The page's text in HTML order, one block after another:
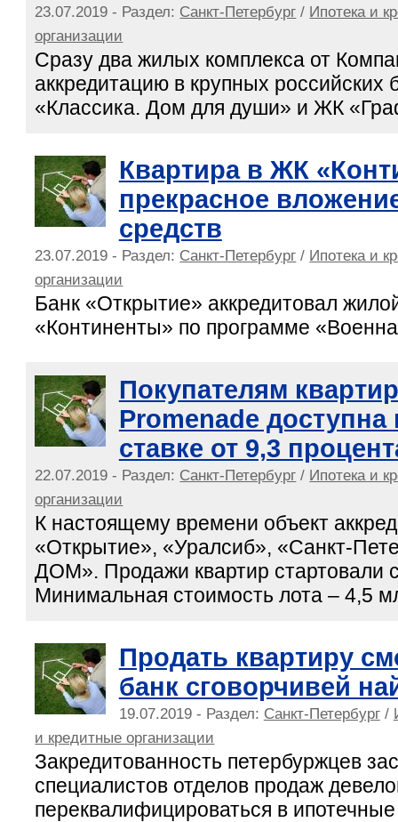
23.07.2019 - Раздел: Санкт-Петербург / Ипотека и
организации
Сразу два жилых комплекса от
аккредитацию в крупных
«Классика. Дом для души» и ЖК
Квартира в ЖК
прекрасное
средств
23.07.2019 - Раздел: Санкт-Петербург / Ипотека и
организации
Банк «Открытие» аккредитовал
«Континенты» по программе
Покупателям
Promenade доступна
ставке от 9,3
22.07.2019 - Раздел: Санкт-Петербург / Ипотека и
организации
К настоящему времени объект
«Открытие», «Уралсиб», «Санкт-
ДОМ». Продажи квартир стартовали
Минимальная стоимость лота – 4,5
Продать квартиру
банк сговорчивей
19.07.2019 - Раздел: Санкт-Петербург/
и кредитные организации
Закредитованность петербуржцев
специалистов отделов продаж
переквалифицироваться в